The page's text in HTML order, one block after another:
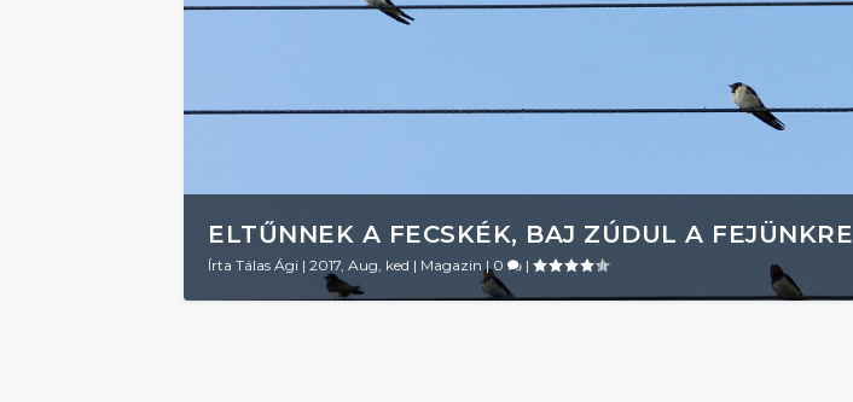
ELTŰNNEK A FECSKÉK, BAJ ZÚDUL A FEJÜNKRE
Írta Tálas Ági | 2017, Aug, ked | Magazin | 0 |